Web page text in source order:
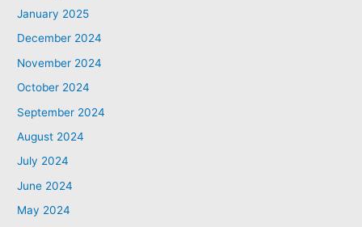
January 2025
December 2024
November 2024
October 2024
September 2024
August 2024
July 2024
June 2024
May 2024